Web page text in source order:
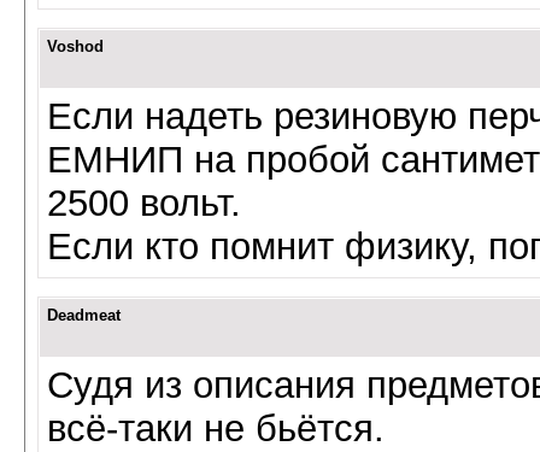
Voshod
Если надеть резиновую
ЕМНИП на пробой
2500 вольт.
Если кто помнит физику,
Deadmeat
Судя из описания
всё-таки не бьётся.